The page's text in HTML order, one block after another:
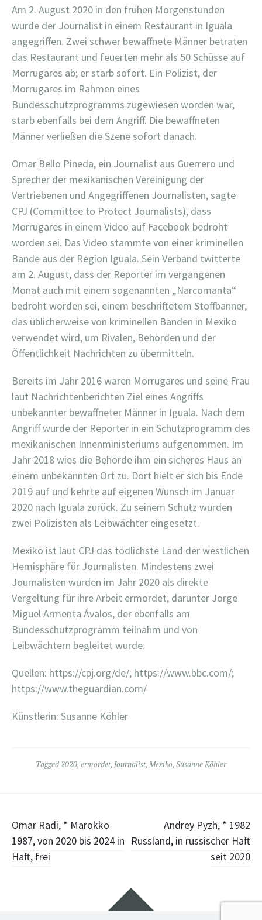
Am 2. August 2020 in den frühen Morgenstunden
wurde der Journalist in einem Restaurant in Iguala
angegriffen. Zwei schwer bewaffnete Männer betraten
das Restaurant und feuerten mehr als 50 Schüsse auf
Morrugares ab; er starb sofort. Ein Polizist, der
Morrugares im Rahmen eines
Bundesschutzprogramms zugewiesen worden war,
starb ebenfalls bei dem Angriff. Die bewaffneten
Männer verließen die Szene sofort danach.
Omar Bello Pineda, ein Journalist aus Guerrero und
Sprecher der mexikanischen Vereinigung der
Vertriebenen und Angegriffenen Journalisten, sagte
CPJ (Committee to Protect Journalists), dass
Morrugares in einem Video auf Facebook bedroht
worden sei. Das Video stammte von einer kriminellen
Bande aus der Region Iguala. Sein Verband twitterte
am 2. August, dass der Reporter im vergangenen
Monat auch mit einem sogenannten „Narcomanta“
bedroht worden sei, einem beschriftetem Stoffbanner,
das üblicherweise von kriminellen Banden in Mexiko
verwendet wird, um Rivalen, Behörden und der
Öffentlichkeit Nachrichten zu übermitteln.
Bereits im Jahr 2016 waren Morrugares und seine Frau
laut Nachrichtenberichten Ziel eines Angriffs
unbekannter bewaffneter Männer in Iguala. Nach dem
Angriff wurde der Reporter in ein Schutzprogramm des
mexikanischen Innenministeriums aufgenommen. Im
Jahr 2018 wies die Behörde ihm ein sicheres Haus an
einem unbekannten Ort zu. Dort hielt er sich bis Ende
2019 auf und kehrte auf eigenen Wunsch im Januar
2020 nach Iguala zurück. Zu seinem Schutz wurden
zwei Polizisten als Leibwächter eingesetzt.
Mexiko ist laut CPJ das tödlichste Land der westlichen
Hemisphäre für Journalisten. Mindestens zwei
Journalisten wurden im Jahr 2020 als direkte
Vergeltung für ihre Arbeit ermordet, darunter Jorge
Miguel Armenta Ávalos, der ebenfalls am
Bundesschutzprogramm teilnahm und von
Leibwächtern begleitet wurde.
Quellen: https://cpj.org/de/; https://www.bbc.com/;
https://www.theguardian.com/
Künstlerin: Susanne Köhler
Tagged2020, ermordet, Journalist, Mexiko, Susanne Köhler
Post
navigation
Omar Radi, * Marokko
1987, von 2020 bis 2024 in
Haft, frei
Andrey Pyzh, * 1982
Russland, in russischer Haft
seit 2020
Widgets